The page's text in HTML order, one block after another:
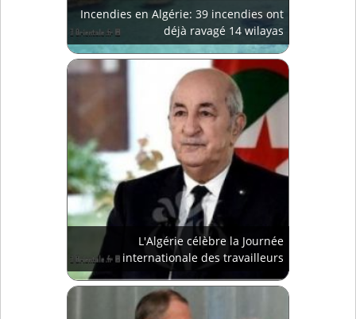
Incendies en Algérie: 39 incendies ont
déjà ravagé 14 wilayas
L'Algérie célèbre la Journée
internationale des travailleurs